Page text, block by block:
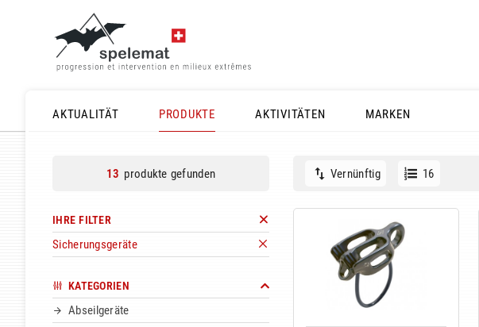
AKTUALITÄT
PRODUKTE AKTIVITÄTEN MARKEN
13 produkte gefunden
IHRE FILTER
Sicherungsgeräte
KATEGORIEN
Abseilgeräte
Vernünftig 16